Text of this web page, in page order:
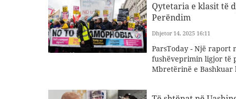
Qytetaria e klasit të
Perëndim
Dhjetor 14, 2025 16:11
ParsToday - Një raport
fushëveprimin ligjor të
Mbretërinë e